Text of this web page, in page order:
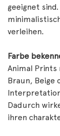
geeignet
verleihen.
Farbe
Animal
Braun, Beige
Dadurch
ihren